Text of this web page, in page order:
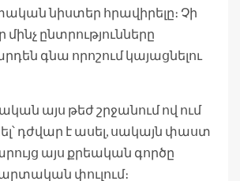
նիստեր հրավիրելը։ Չի
ընտրությունները
գնա որոշում կայացնելու
այս թեժ շրջանում ով ում
դժվար է ասել, սակայն փաստ
այս քրեական գործը
փուլում։